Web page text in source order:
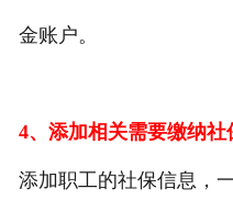
金账户。
4、添加相关需要缴纳社
添加职工的社保信息，